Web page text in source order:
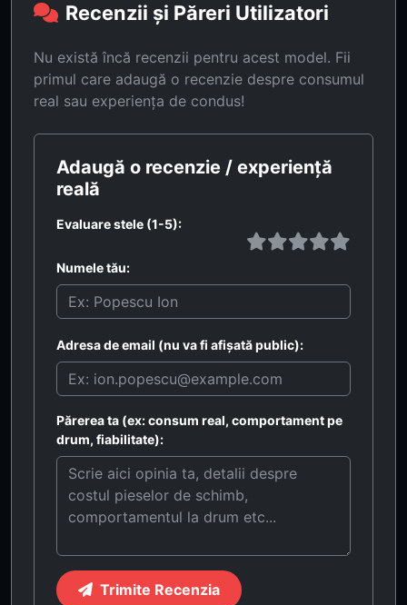
Recenzii și Păreri Utilizatori
Nu există încă recenzii pentru acest model. Fii
primul care adaugă o recenzie despre consumul
real sau experiența de condus!
Adaugă o recenzie / experiență
reală
Evaluare stele (1-5):
Numele tău:
Adresa de email (nu va fi afișată public):
Părerea ta (ex: consum real, comportament pe
drum, fiabilitate):
Trimite Recenzia